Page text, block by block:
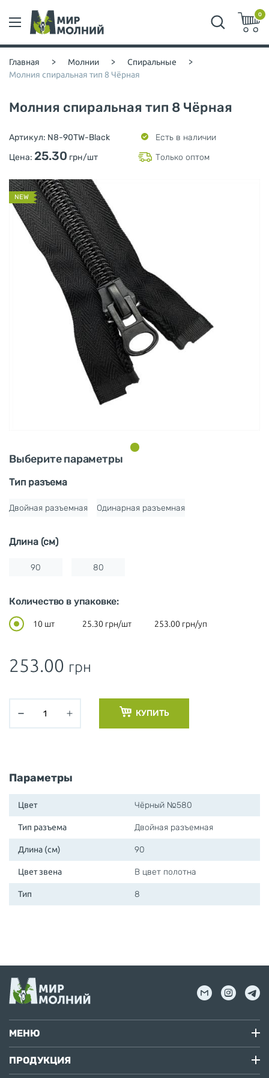
0
Главная > Молнии > Спиральные >
Молния спиральная тип 8 Чёрная
Молния спиральная тип 8 Чёрная
Артикул: N8-90TW-Black
Есть в наличии
Цена: 25.30 грн/шт Только оптом
NEW
Выберите параметры
Тип разъема
Двойная разъемная Одинарная разъемная
Длина (см)
90 80
Количество в упаковке:
10 шт 25.30 грн/шт 253.00 грн/уп
253.00 грн
КУПИТЬ
Параметры
Цвет Чёрный №580
Тип разъема Двойная разъемная
Длина (см) 90
Цвет звена В цвет полотна
Тип 8
МЕНЮ
ПРОДУКЦИЯ